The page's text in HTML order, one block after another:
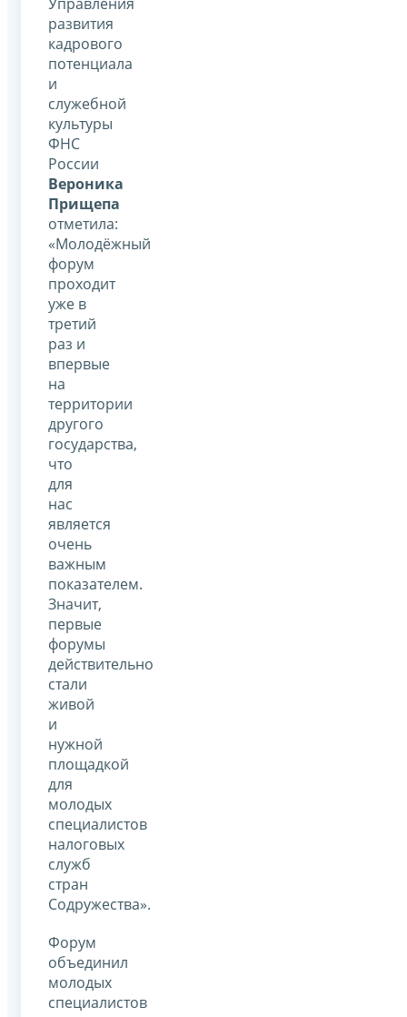
развития
кадрового
потенциала
и
служебной
культуры
ФНС
России
Вероника
Прищепа
отметила:
«Молодёжный
форум
проходит
уже в
третий
раз и
впервые
на
территории
другого
государства,
что
для
нас
является
очень
важным
показателем.
Значит,
первые
форумы
действительно
стали
живой
и
нужной
площадкой
для
молодых
специалистов
налоговых
служб
стран
Содружества».
Форум
объединил
молодых
специалистов